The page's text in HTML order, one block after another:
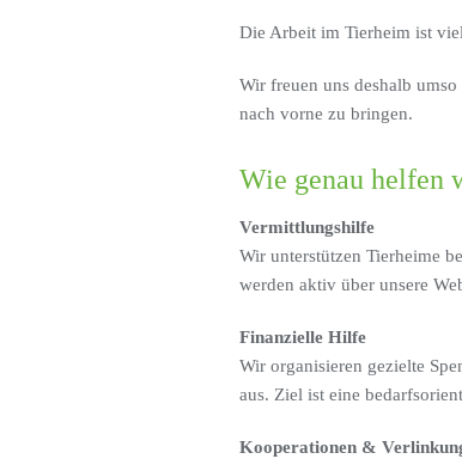
Die Arbeit im Tierheim ist
Wir freuen uns deshalb
nach vorne zu bringen.
Wie genau helfen
Vermittlungshilfe
Wir unterstützen Tierheime
werden aktiv über unsere
Finanzielle Hilfe
Wir organisieren gezielte
aus. Ziel ist eine
Kooperationen &